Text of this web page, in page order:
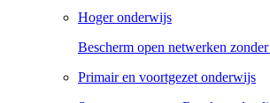
Hoger onderwijs
Bescherm open netwerken
Primair en voortgezet onderwijs